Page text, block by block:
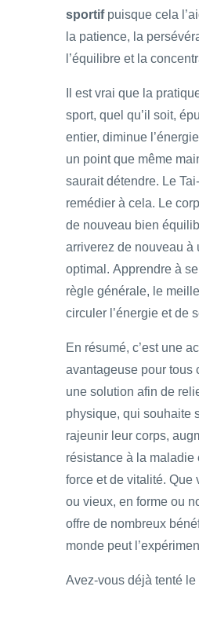
sportifpuisque cela
la patience, la
l’équilibre et la
Il est vrai que la
sport, quel qu’il soit,
entier, diminue
un point que même
saurait détendre. Le
remédier à cela. Le
de nouveau bien
arriverez de nouveau à
optimal. Apprendre à
règle générale, le
circuler l’énergie et de
En résumé, c’est une
avantageuse pour tous
une solution afin de
physique, qui souhaite
rajeunir leur corps,
résistance à la maladie
force et de vitalité. Que
ou vieux, en forme ou
offre de nombreux
monde peut
Avez-vous déjà tenté le